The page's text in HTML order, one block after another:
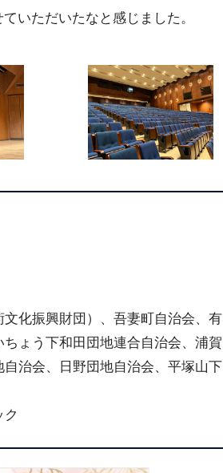
いただいたなと感じました。
化振興財団）、吾妻町自治会、有
ょう下和田団地連合自治会、浦賀
治会、日野団地自治会、平塚山下